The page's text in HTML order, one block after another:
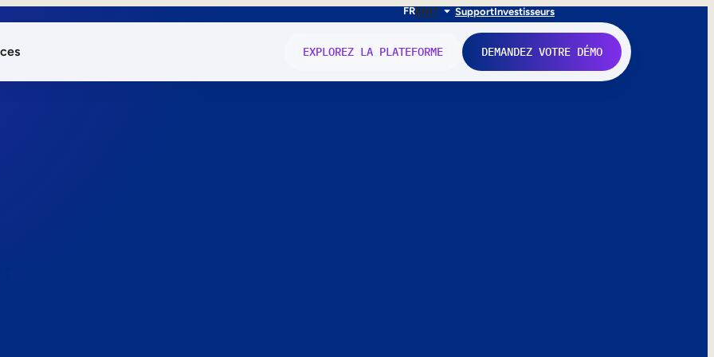
FRENIT SupportInvestisseurs
EXPLOREZ LA PLATEFORME DEMANDEZ VOTRE DÉMO